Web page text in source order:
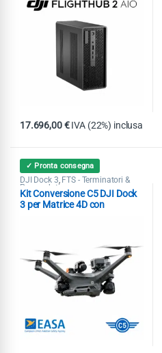
17.696,00€ IVA (22%) inclusa
✓ Pronta consegna
DJI Dock 3, FTS - Terminatori &
Paracaduti
Kit Conversione C5 DJI Dock
3 per Matrice 4D con